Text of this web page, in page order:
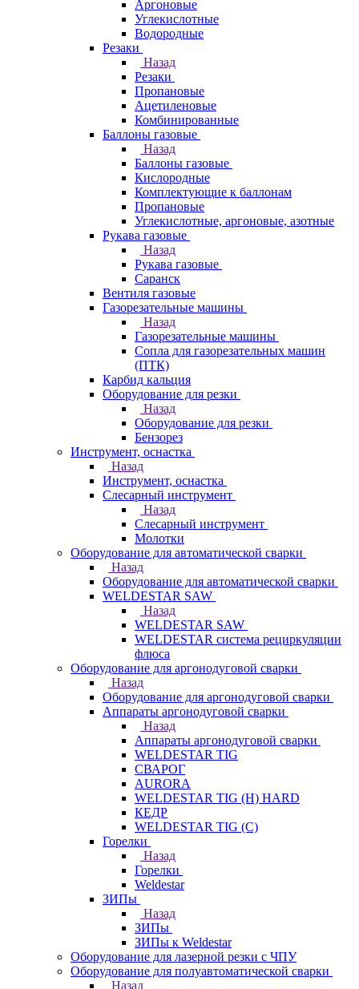
Аргоновые
Углекислотные
Водородные
Резаки
Назад
Резаки
Пропановые
Ацетиленовые
Комбинированные
Баллоны газовые
Назад
Баллоны газовые
Кислородные
Комплектующие к баллонам
Пропановые
Углекислотные, аргоновые, азотные
Рукава газовые
Назад
Рукава газовые
Саранск
Вентиля газовые
Газорезательные машины
Назад
Газорезательные машины
Сопла для газорезательных машин
(ПТК)
Карбид кальция
Оборудование для резки
Назад
Оборудование для резки
Бензорез
Инструмент, оснастка
Назад
Инструмент, оснастка
Слесарный инструмент
Назад
Слесарный инструмент
Молотки
Оборудование для автоматической сварки
Назад
Оборудование для автоматической сварки
WELDESTAR SAW
Назад
WELDESTAR SAW
WELDESTAR система рециркуляции
флюса
Оборудование для аргонодуговой сварки
Назад
Оборудование для аргонодуговой сварки
Аппараты аргонодуговой сварки
Назад
Аппараты аргонодуговой сварки
WELDESTAR TIG
СВАРОГ
AURORA
WELDESTAR TIG (H) HARD
КЕДР
WELDESTAR TIG (С)
Горелки
Назад
Горелки
Weldestar
ЗИПы
Назад
ЗИПы
ЗИПы к Weldestar
Оборудование для лазерной резки с ЧПУ
Оборудование для полуавтоматической сварки
Назад